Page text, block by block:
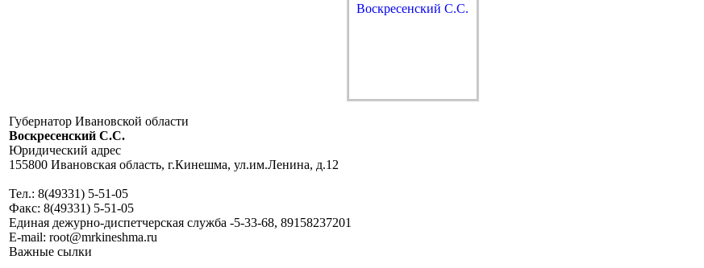
Губернатор Ивановской области
Воскресенский C.C.
Юридический адрес
155800 Ивановская область, г.Кинешма, ул.им.Ленина, д.12
Тел.: 8(49331) 5-51-05
Факс: 8(49331) 5-51-05
Единая дежурно-диспетчерская служба -5-33-68, 89158237201
E-mail: root@mrkineshma.ru
Важные сылки